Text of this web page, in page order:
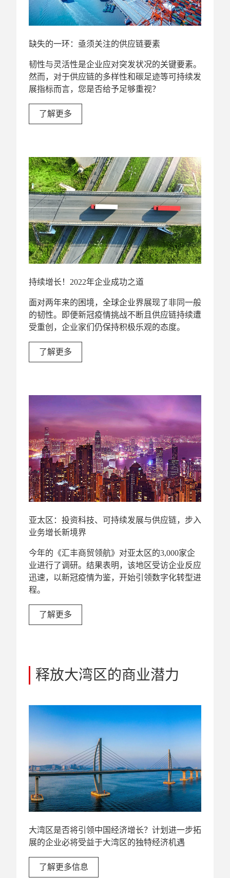
缺失的一环：亟须关注的供应链要素
韧性与灵活性是企业应对突发状况的关键要素。
然而，对于供应链的多样性和碳足迹等可持续发
展指标而言，您是否给予足够重视？
了解更多
持续增长！2022年企业成功之道
面对两年来的困境，全球企业界展现了非同一般
的韧性。即便新冠疫情挑战不断且供应链持续遭
受重创，企业家们仍保持积极乐观的态度。
了解更多
亚太区：投资科技、可持续发展与供应链，步入
业务增长新境界
今年的《汇丰商贸领航》对亚太区的3,000家企
业进行了调研。结果表明，该地区受访企业反应
迅速，以新冠疫情为鉴，开始引领数字化转型进
程。
了解更多
释放大湾区的商业潜力
大湾区是否将引领中国经济增长？计划进一步拓
展的企业必将受益于大湾区的独特经济机遇
了解更多信息